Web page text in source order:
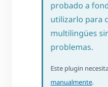
probado a
utilizarlo para
multilingües
problemas.
Este plugin
manualmente.